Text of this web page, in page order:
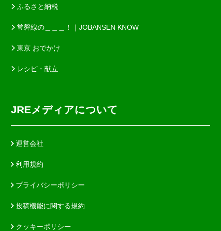
ふるさと納税
常磐線の＿＿＿！｜JOBANSEN KNOW
東京 おでかけ
レシピ・献立
JREメディアについて
運営会社
利用規約
プライバシーポリシー
投稿機能に関する規約
クッキーポリシー